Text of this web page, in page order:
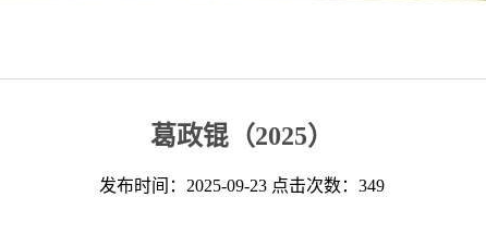
葛政锟（2025）
发布时间：2025-09-23 点击次数： 349